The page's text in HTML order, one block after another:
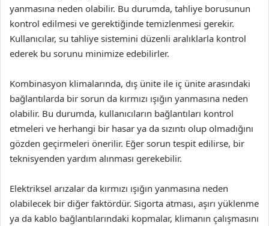
yanmasına neden olabilir. Bu durumda, tahliye borusunun
kontrol edilmesi ve gerektiğinde temizlenmesi gerekir.
Kullanıcılar, su tahliye sistemini düzenli aralıklarla kontrol
ederek bu sorunu minimize edebilirler.
Kombinasyon klimalarında, dış ünite ile iç ünite arasındaki
bağlantılarda bir sorun da kırmızı ışığın yanmasına neden
olabilir. Bu durumda, kullanıcıların bağlantıları kontrol
etmeleri ve herhangi bir hasar ya da sızıntı olup olmadığını
gözden geçirmeleri önerilir. Eğer sorun tespit edilirse, bir
teknisyenden yardım alınması gerekebilir.
Elektriksel arızalar da kırmızı ışığın yanmasına neden
olabilecek bir diğer faktördür. Sigorta atması, aşırı yüklenme
ya da kablo bağlantılarındaki kopmalar, klimanın çalışmasını